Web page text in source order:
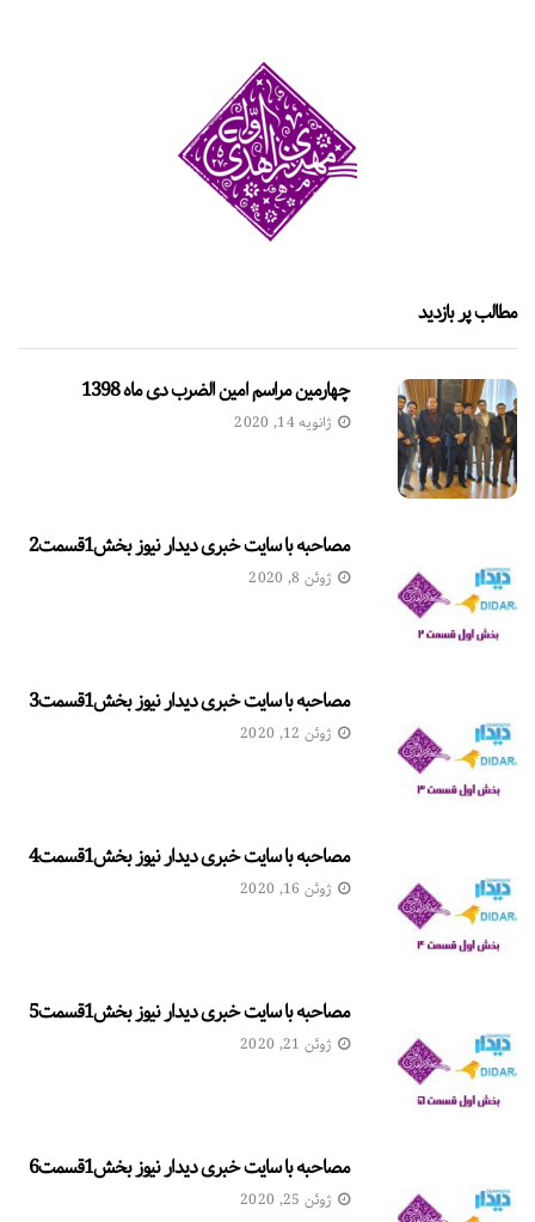
مطالب پر بازدید
چهارمین مراسم امین الضرب دی ماه 1398
ژانویه 14, 2020
مصاحبه با سایت خبری دیدار نیوز بخش1قسمت2
ژوئن 8, 2020
مصاحبه با سایت خبری دیدار نیوز بخش1قسمت3
ژوئن 12, 2020
مصاحبه با سایت خبری دیدار نیوز بخش1قسمت4
ژوئن 16, 2020
مصاحبه با سایت خبری دیدار نیوز بخش1قسمت5
ژوئن 21, 2020
مصاحبه با سایت خبری دیدار نیوز بخش1قسمت6
ژوئن 25, 2020